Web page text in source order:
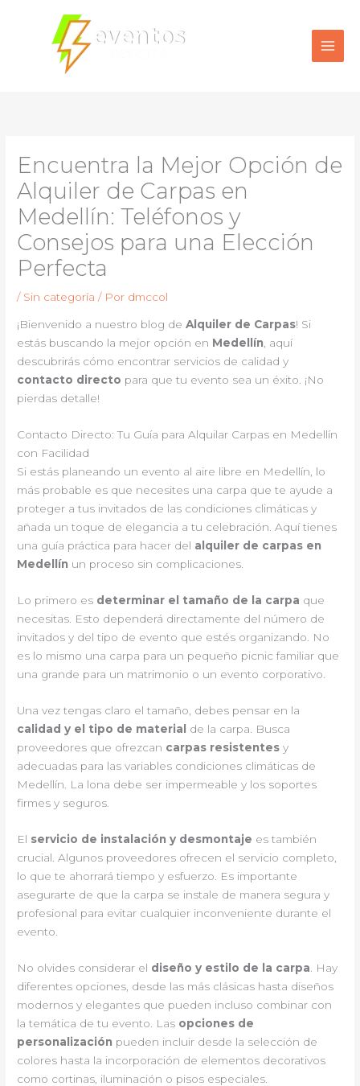
contenido
Encuentra la Mejor Opción de
Alquiler de Carpas en
Medellín: Teléfonos y
Consejos para una Elección
Perfecta
/ Sin categoría / Por dmccol
¡Bienvenido a nuestro blog deAlquiler de Carpas! Si
estás buscando la mejor opción en Medellín, aquí
descubrirás cómo encontrar servicios de calidad y
contacto directo para que tu evento sea un éxito. ¡No
pierdas detalle!
Contacto Directo: Tu Guía para Alquilar Carpas en Medellín
con Facilidad
Si estás planeando un evento al aire libre en Medellín, lo
más probable es que necesites una carpa que te ayude a
proteger a tus invitados de las condiciones climáticas y
añada un toque de elegancia a tu celebración. Aquí tienes
una guía práctica para hacer del alquiler de carpas en
Medellín un proceso sin complicaciones.
Lo primero es determinar el tamaño de la carpa que
necesitas. Esto dependerá directamente del número de
invitados y del tipo de evento que estés organizando. No
es lo mismo una carpa para un pequeño picnic familiar que
una grande para un matrimonio o un evento corporativo.
Una vez tengas claro el tamaño, debes pensar en la
calidad y el tipo de material
de la carpa. Busca
proveedores que ofrezcan carpas resistentes y
adecuadas para las variables condiciones climáticas de
Medellín. La lona debe ser impermeable y los soportes
firmes y seguros.
El servicio de instalación y desmontaje es también
crucial. Algunos proveedores ofrecen el servicio completo,
lo que te ahorrará tiempo y esfuerzo. Es importante
asegurarte de que la carpa se instale de manera segura y
profesional para evitar cualquier inconveniente durante el
evento.
No olvides considerar el diseño y estilo de la carpa . Hay
diferentes opciones, desde las más clásicas hasta diseños
modernos y elegantes que pueden incluso combinar con
la temática de tu evento. Las opciones de
personalización pueden incluir desde la selección de
colores hasta la incorporación de elementos decorativos
como cortinas, iluminación o pisos especiales.